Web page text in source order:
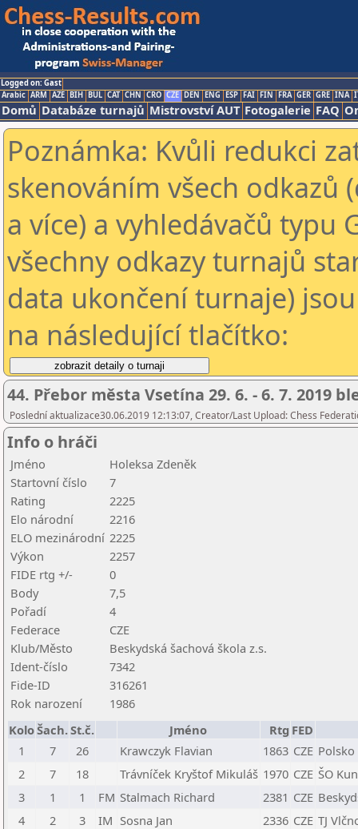
Logged on: Gast
Arabic ARM AZE BIH BUL CAT CHN CRO CZE DEN ENG ESP FAI FIN FRA GER GRE INA
Domů Databáze turnajů Mistrovství AUT Fotogalerie FAQ
Poznámka: Kvůli redukci
skenováním všech odkazů
a více) a vyhledávačů typu
všechny odkazy turnajů
data ukončení turnaje)
na následující tlačítko:
44. Přebor města Vsetína 29. 6. - 6. 7. 2019
Poslední aktualizace30.06.2019 12:13:07, Creator/Last Upload: Chess
Info o hráči
Jméno
Holeksa Zdeněk
Startovní číslo
7
Rating
2225
Elo národní
2216
ELO mezinárodní 2225
Výkon
2257
FIDE rtg +/-
0
Body
7,5
Pořadí
4
Federace
CZE
Klub/Město
Beskydská šachová škola z.s.
Ident-číslo
7342
Fide-ID
316261
Rok narození
1986
KoloŠach.St.č. Jméno Rtg FED
1
7 26 Krawczyk Flavian 1863 CZE Polsko
2
7 18 Trávníček Kryštof Mikuláš 1970 CZE ŠO
3
1 1 FM Stalmach Richard 2381 CZE
4
2 3 IM Sosna Jan 2336 CZE TJ